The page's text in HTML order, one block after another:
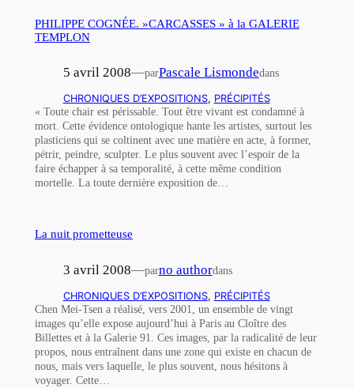
PHILIPPE COGNÉE. »CARCASSES » à la GALERIE
TEMPLON
5 avril 2008—parPascale Lismondedans
CHRONIQUES D’EXPOSITIONS, PRÉCIPITÉS
« Toute chair est périssable. Tout être vivant est condamné à
mort. Cette évidence ontologique hante les artistes, surtout les
plasticiens qui se coltinent avec une matière en acte, à former,
pétrir, peindre, sculpter. Le plus souvent avec l’espoir de la
faire échapper à sa temporalité, à cette même condition
mortelle. La toute dernière exposition de…
La nuit prometteuse
3 avril 2008—parno authordans
CHRONIQUES D’EXPOSITIONS, PRÉCIPITÉS
Chen Mei-Tsen a réalisé, vers 2001, un ensemble de vingt
images qu’elle expose aujourd’hui à Paris au Cloître des
Billettes et à la Galerie 91. Ces images, par la radicalité de leur
propos, nous entraînent dans une zone qui existe en chacun de
nous, mais vers laquelle, le plus souvent, nous hésitons à
voyager. Cette…